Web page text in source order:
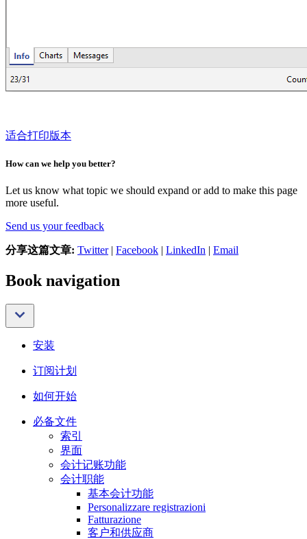
适合打印版本
How can we help you better?
Let us know what topic we should expand or add to make this page
more useful.
Send us your feedback
分享这篇文章: Twitter| Facebook | LinkedIn | Email
Book navigation
安装
订阅计划
如何开始
必备文件
索引
界面
会计记账功能
会计职能
基本会计功能
Personalizzare registrazioni
Fatturazione
客户和供应商